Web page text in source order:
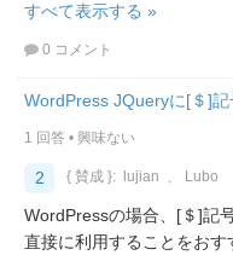
すべて表示する »
0 コメント
WordPress JQueryに[＄]
1 回答 • 興味ない
2 { 賛成 }: lujian 、 Lubo
WordPressの場合、[＄]記
直接に利用することをおす